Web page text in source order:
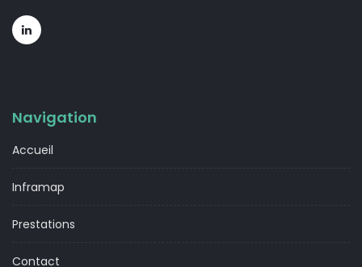
Navigation
Accueil
Inframap
Prestations
Contact